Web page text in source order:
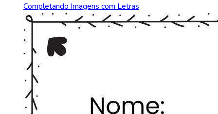
Completando Imagens com Letras